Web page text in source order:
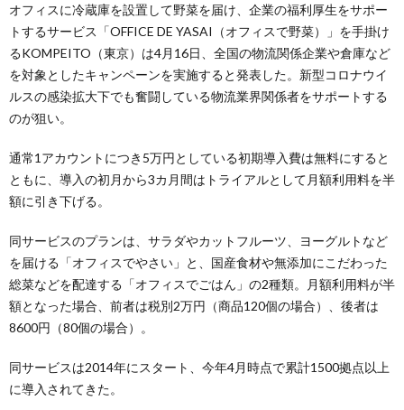
オフィスに冷蔵庫を設置して野菜を届け、企業の福利厚生をサポー
トするサービス「OFFICE DE YASAI（オフィスで野菜）」を手掛け
るKOMPEITO（東京）は4月16日、全国の物流関係企業や倉庫など
を対象としたキャンペーンを実施すると発表した。新型コロナウイ
ルスの感染拡大下でも奮闘している物流業界関係者をサポートする
のが狙い。
通常1アカウントにつき5万円としている初期導入費は無料にすると
ともに、導入の初月から3カ月間はトライアルとして月額利用料を半
額に引き下げる。
同サービスのプランは、サラダやカットフルーツ、ヨーグルトなど
を届ける「オフィスでやさい」と、国産食材や無添加にこだわった
総菜などを配達する「オフィスでごはん」の2種類。月額利用料が半
額となった場合、前者は税別2万円（商品120個の場合）、後者は
8600円（80個の場合）。
同サービスは2014年にスタート、今年4月時点で累計1500拠点以上
に導入されてきた。